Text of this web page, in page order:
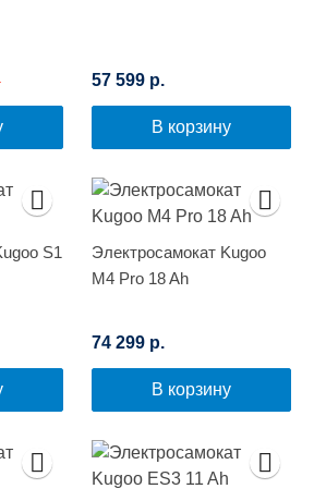
57 599 р.
В корзину
S1
Электросамокат Kugoo
M4 Pro 18 Ah
74 299 р.
В корзину